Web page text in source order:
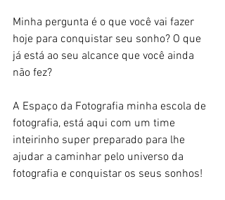
Minha pergunta é o que você vai fazer
hoje para conquistar seu sonho? O que
já está ao seu alcance que você ainda
não fez?
A Espaço da Fotografia minha escola de
fotografia, está aqui com um time
inteirinho super preparado para lhe
ajudar a caminhar pelo universo da
fotografia e conquistar os seus sonhos!